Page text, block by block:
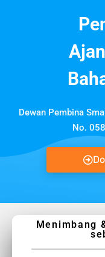
Dewan Pembina
No.
Menimbang